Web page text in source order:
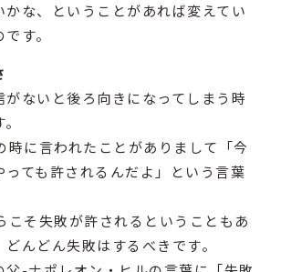
かな、ということがあれば変えてい
す。
がないと後ろ向きになってしまう時
時に言われたことがありまして「今
っても許されるんだよ」という言葉
こそ失敗が許されるということもあ
どんどん失敗はするべきです。